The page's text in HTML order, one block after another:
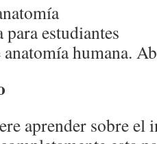
estudiantes
humana.
aprender sobre